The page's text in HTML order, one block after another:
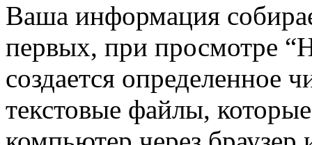
Ваша информация
первых, при просмотре
создается определенное
текстовые файлы,